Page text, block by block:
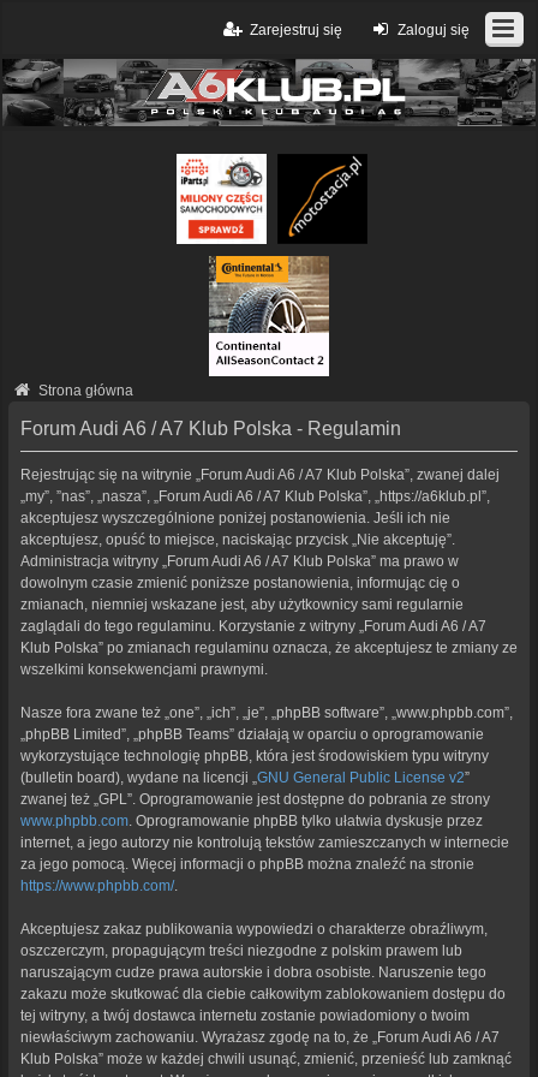
Zaloguj się
Zarejestruj się
Strona główna
Forum Audi A6 / A7 Klub Polska - Regulamin
Rejestrując się na witrynie „Forum Audi A6 / A7 Klub Polska”, zwanej dalej
„my”, ”nas”, „nasza”, „Forum Audi A6 / A7 Klub Polska”, „https://a6klub.pl”,
akceptujesz wyszczególnione poniżej postanowienia. Jeśli ich nie
akceptujesz, opuść to miejsce, naciskając przycisk „Nie akceptuję”.
Administracja witryny „Forum Audi A6 / A7 Klub Polska” ma prawo w
dowolnym czasie zmienić poniższe postanowienia, informując cię o
zmianach, niemniej wskazane jest, aby użytkownicy sami regularnie
zaglądali do tego regulaminu. Korzystanie z witryny „Forum Audi A6 / A7
Klub Polska” po zmianach regulaminu oznacza, że akceptujesz te zmiany ze
wszelkimi konsekwencjami prawnymi.
Nasze fora zwane też „one”, „ich”, „je”, „phpBB software”, „www.phpbb.com”,
„phpBB Limited”, „phpBB Teams” działają w oparciu o oprogramowanie
wykorzystujące technologię phpBB, która jest środowiskiem typu witryny
(bulletin board), wydane na licencji „GNU General Public License v2”
zwanej też „GPL”. Oprogramowanie jest dostępne do pobrania ze strony
www.phpbb.com. Oprogramowanie phpBB tylko ułatwia dyskusje przez
internet, a jego autorzy nie kontrolują tekstów zamieszczanych w internecie
za jego pomocą. Więcej informacji o phpBB można znaleźć na stronie
https://www.phpbb.com/.
Akceptujesz zakaz publikowania wypowiedzi o charakterze obraźliwym,
oszczerczym, propagującym treści niezgodne z polskim prawem lub
naruszającym cudze prawa autorskie i dobra osobiste. Naruszenie tego
zakazu może skutkować dla ciebie całkowitym zablokowaniem dostępu do
tej witryny, a twój dostawca internetu zostanie powiadomiony o twoim
niewłaściwym zachowaniu. Wyrażasz zgodę na to, że „Forum Audi A6 / A7
Klub Polska” może w każdej chwili usunąć, zmienić, przenieść lub zamknąć